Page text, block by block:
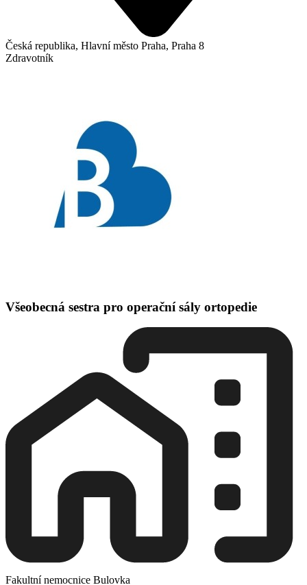
Česká republika, Hlavní město Praha, Praha 8
Zdravotník
Všeobecná sestra pro operační sály ortopedie
Fakultní nemocnice Bulovka